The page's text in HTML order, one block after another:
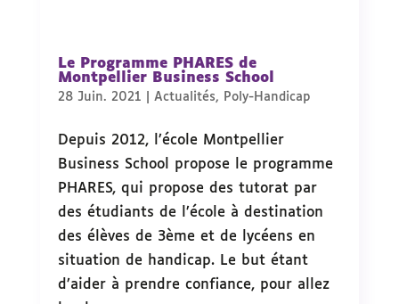
Le Programme PHARES de
Montpellier Business School
28 Juin. 2021 Actualités, Poly-Handicap
Depuis 2012, l’école Montpellier
Business School propose le programme
PHARES, qui propose des tutorat par
des étudiants de l’école à destination
des élèves de 3ème et de lycéens en
situation de handicap. Le but étant
d’aider à prendre confiance, pour allez